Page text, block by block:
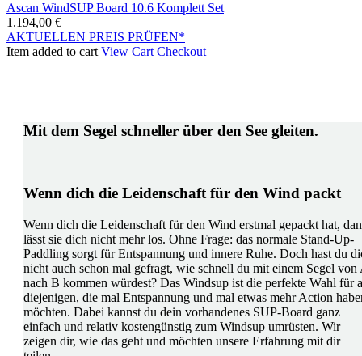
Ascan WindSUP Board 10.6 Komplett Set
1.194,00 €
AKTUELLEN PREIS PRÜFEN*
Item added to cart View Cart Checkout
Mit dem Segel schneller über den See gleiten.
Wenn dich die Leidenschaft für den Wind packt
Wenn dich die Leidenschaft für den Wind erstmal gepackt hat,
lässt sie dich nicht mehr los. Ohne Frage: das normale Stand-Up-
Paddling sorgt für Entspannung und innere Ruhe. Doch hast du
nicht auch schon mal gefragt, wie schnell du mit einem Segel von
nach B kommen würdest? Das Windsup ist die perfekte Wahl für
diejenigen, die mal Entspannung und mal etwas mehr Action
möchten. Dabei kannst du dein vorhandenes SUP-Board ganz
einfach und relativ kostengünstig zum Windsup umrüsten. Wir
zeigen dir, wie das geht und möchten unsere Erfahrung mit dir